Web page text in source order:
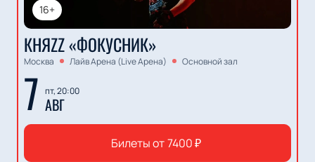
16+
КНЯZZ «ФОКУСНИК»
Москва Лайв Арена (Live Арена) Основной зал
7 пт, 20:00
АВГ
Билеты от7400₽